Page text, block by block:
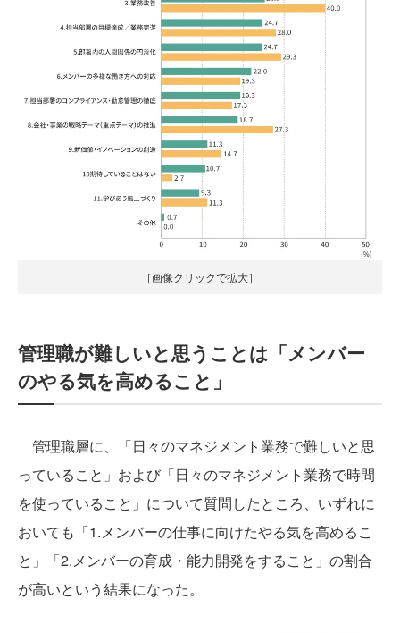
［画像クリックで拡大］
管理職が難しいと思うことは「メンバー
のやる気を高めること」
管理職層に、「日々のマネジメント業務で難しいと思
っていること」および「日々のマネジメント業務で時間
を使っていること」について質問したところ、いずれに
おいても「1.メンバーの仕事に向けたやる気を高めるこ
と」「2.メンバーの育成・能力開発をすること」の割合
が高いという結果になった。